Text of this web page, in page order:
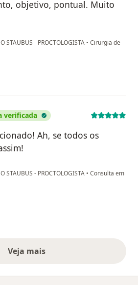
objetivo, pontual. Muito
STAUBUS - PROCTOLOGISTA • Cirurgia de
Weingaertner
verificada
Ah, se todos os
STAUBUS - PROCTOLOGISTA • Consulta em
Veja maisopiniões acima